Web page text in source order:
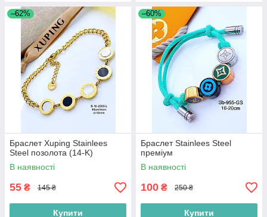
–62%
Браслет Xuping Stainlees
Steel позолота (14-K)
В наявності
55 ₴ 145 ₴
Купити
–60%
Браслет Stainlees Steel
преміум
В наявності
100 ₴ 250 ₴
Купити